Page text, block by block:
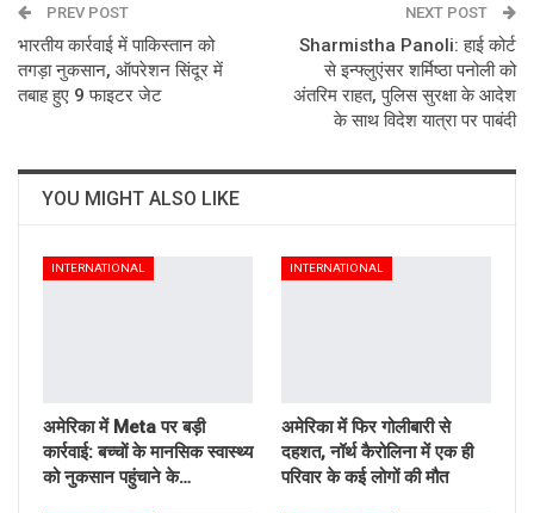
Email
PREV POST
भारतीय कार्रवाई में पाकिस्तान को
तगड़ा नुकसान, ऑपरेशन सिंदूर में
तबाह हुए 9 फाइटर जेट
NEXT POST
Sharmistha Panoli: हाई कोर्ट
से इन्फ्लुएंसर शर्मिष्ठा पनोली को
अंतरिम राहत, पुलिस सुरक्षा के आदेश
के साथ विदेश यात्रा पर पाबंदी
YOU MIGHT ALSO LIKE
INTERNATIONAL
अमेरिका में Meta पर बड़ी
कार्रवाई: बच्चों के मानसिक स्वास्थ्य
को नुकसान पहुंचाने के…
INTERNATIONAL
अमेरिका में फिर गोलीबारी से
दहशत, नॉर्थ कैरोलिना में एक ही
परिवार के कई लोगों की मौत